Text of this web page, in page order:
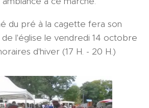
du pré à la cagette fera son
l'église le vendredi 14 octobre
d'hiver (17 H. - 20 H.)